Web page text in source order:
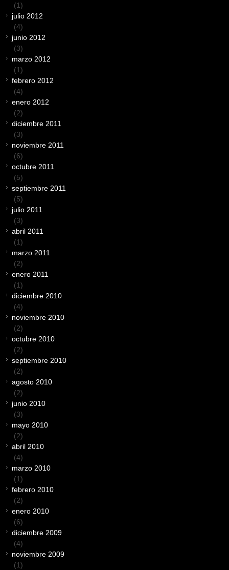
(1)
julio 2012
(4)
junio 2012
(3)
marzo 2012
(1)
febrero 2012
(4)
enero 2012
(2)
diciembre 2011
(3)
noviembre 2011
(6)
octubre 2011
(5)
septiembre 2011
(5)
julio 2011
(3)
abril 2011
(1)
marzo 2011
(2)
enero 2011
(1)
diciembre 2010
(4)
noviembre 2010
(2)
octubre 2010
(2)
septiembre 2010
(2)
agosto 2010
(2)
junio 2010
(3)
mayo 2010
(2)
abril 2010
(4)
marzo 2010
(1)
febrero 2010
(2)
enero 2010
(6)
diciembre 2009
(4)
noviembre 2009
(1)